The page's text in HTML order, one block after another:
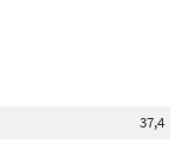
37,4